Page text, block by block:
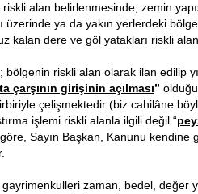
alan belirlenmesinde; zemin
üzerinde ya da yakın yerlerdeki
kalan dere ve göl yatakları riskli
bölgenin riskli alan olarak ilan edilip
çarşının girişinin açılması”
çelişmektedir (biz cahilâne
işlemi riskli alanla ilgili değil “
Sayın Başkan, Kanunu kendine
gayrimenkulleri zaman, bedel,